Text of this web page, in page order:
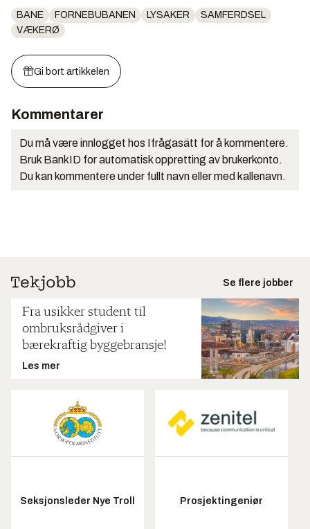
BANE FORNEBUBANEN LYSAKER
SAMFERDSEL
VÆKERØ
Gi bort artikkelen
Kommentarer
Du må være innlogget hos Ifrågasätt for å kommentere.
Bruk BankID for automatisk oppretting av brukerkonto.
Du kan kommentere under fullt navn eller med kallenavn.
Se flere jobber
Fra usikker student til
ombruksrådgiver i
bærekraftig byggebransje!
Les mer
Seksjonsleder Nye Troll Prosjektingeniør